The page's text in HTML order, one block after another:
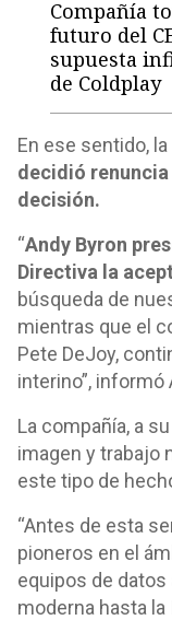
Compañía
futuro del
supuesta
de Coldplay
En ese sentido,
decidió
decisión.
“Andy Byron
Directiva la
búsqueda de
mientras que el
Pete DeJoy,
interino”, informó
La compañía, a
imagen y trabajo
este tipo de
“Antes de esta
pioneros en el
equipos de datos
moderna hasta